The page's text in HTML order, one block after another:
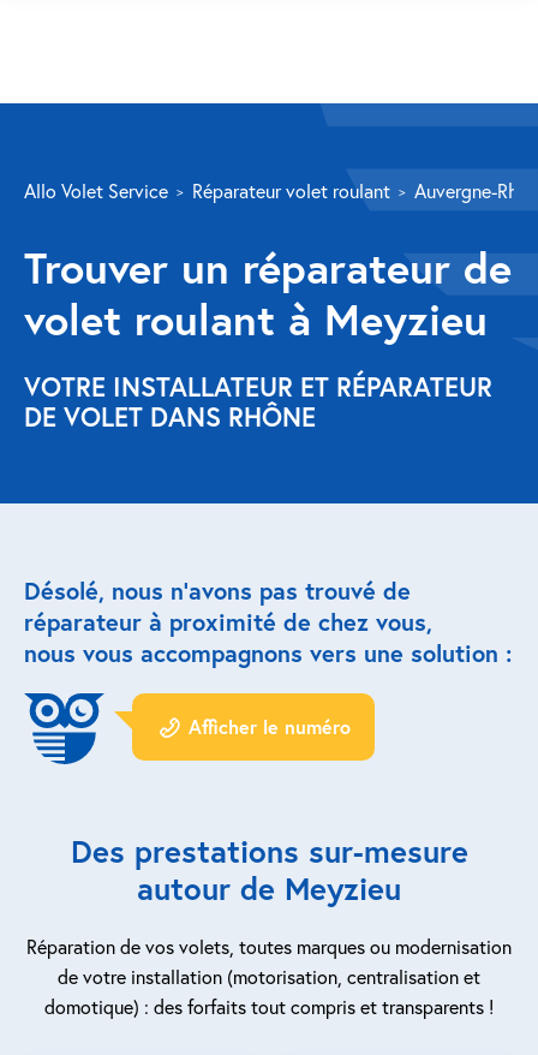
Volet roulant
Réparation
Volet roulant Velux
Réparation store banne
Réparation porte de garage
Modernisation et domotique
Centralisation volets roulants
Motoriser un volet roulant
Prestations ad-hoc
QUI SOMMES-NOUS ?
Allo Volet Service Réparateur volet roulant Auvergne-
Trouver un réparateur de
volet roulant à Meyzieu
VOTRE INSTALLATEUR ET RÉPARATEUR
DE VOLET DANS RHÔNE
Désolé, nous n’avons pas trouvé de
réparateur à proximité de chez vous,
nous vous accompagnons vers une solution :
Afficher le numéro
Des prestations sur-mesure
autour de Meyzieu
Réparation de vos volets, toutes marques ou modernisation
de votre installation (motorisation, centralisation et
domotique) : des forfaits tout compris et transparents !